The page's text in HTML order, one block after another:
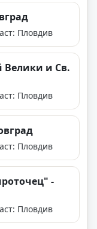
Пловдив
Велики и Св.
Пловдив
Пловдив
-
Пловдив